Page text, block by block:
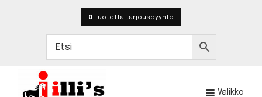
0 Tuotetta tarjouspyyntö
Valikko